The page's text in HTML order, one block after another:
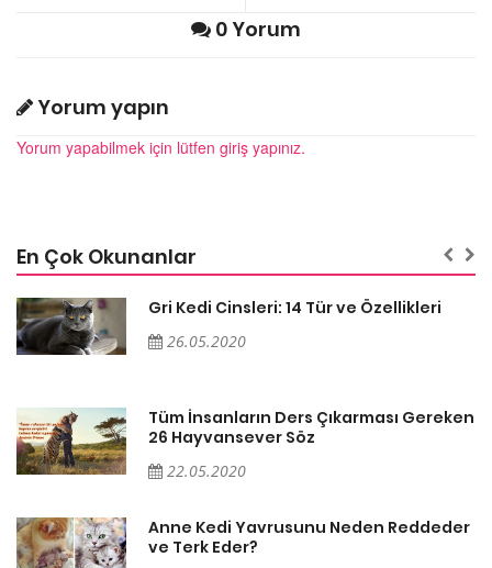
0 Yorum
Yorum yapın
Yorum yapabilmek için lütfen giriş yapınız.
En Çok Okunanlar
Gri Kedi Cinsleri: 14 Tür ve Özellikleri
26.05.2020
Tüm İnsanların Ders Çıkarması Gereken
26 Hayvansever Söz
22.05.2020
Anne Kedi Yavrusunu Neden Reddeder
ve Terk Eder?